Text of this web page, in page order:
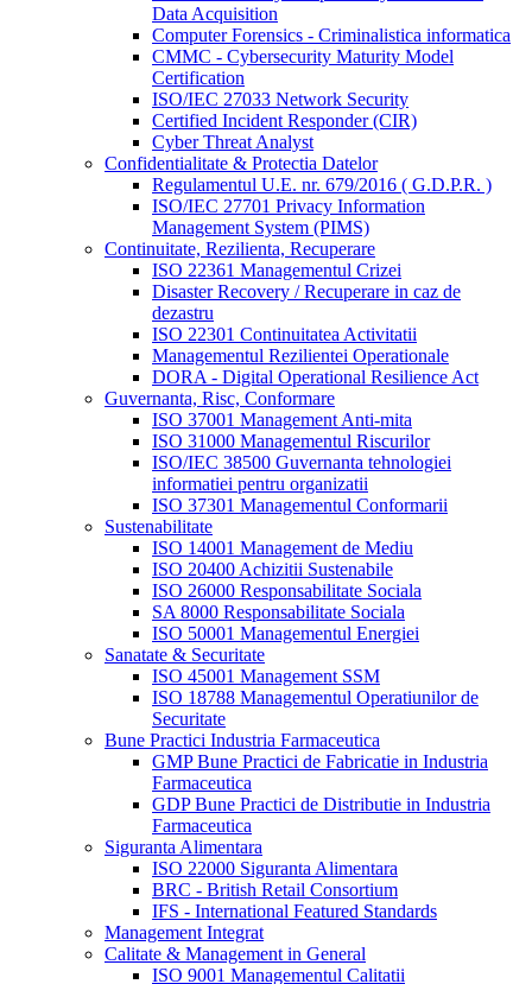
Data Acquisition
Computer Forensics - Criminalistica informatica
CMMC - Cybersecurity Maturity Model
Certification
ISO/IEC 27033 Network Security
Certified Incident Responder (CIR)
Cyber Threat Analyst
Confidentialitate & Protectia Datelor
Regulamentul U.E. nr. 679/2016 ( G.D.P.R. )
ISO/IEC 27701 Privacy Information
Management System (PIMS)
Continuitate, Rezilienta, Recuperare
ISO 22361 Managementul Crizei
Disaster Recovery / Recuperare in caz de
dezastru
ISO 22301 Continuitatea Activitatii
Managementul Rezilientei Operationale
DORA - Digital Operational Resilience Act
Guvernanta, Risc, Conformare
ISO 37001 Management Anti-mita
ISO 31000 Managementul Riscurilor
ISO/IEC 38500 Guvernanta tehnologiei
informatiei pentru organizatii
ISO 37301 Managementul Conformarii
Sustenabilitate
ISO 14001 Management de Mediu
ISO 20400 Achizitii Sustenabile
ISO 26000 Responsabilitate Sociala
SA 8000 Responsabilitate Sociala
ISO 50001 Managementul Energiei
Sanatate & Securitate
ISO 45001 Management SSM
ISO 18788 Managementul Operatiunilor de
Securitate
Bune Practici Industria Farmaceutica
GMP Bune Practici de Fabricatie in Industria
Farmaceutica
GDP Bune Practici de Distributie in Industria
Farmaceutica
Siguranta Alimentara
ISO 22000 Siguranta Alimentara
BRC - British Retail Consortium
IFS - International Featured Standards
Management Integrat
Calitate & Management in General
ISO 9001 Managementul Calitatii